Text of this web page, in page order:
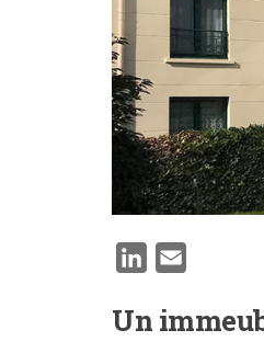
LinkedIn
Un